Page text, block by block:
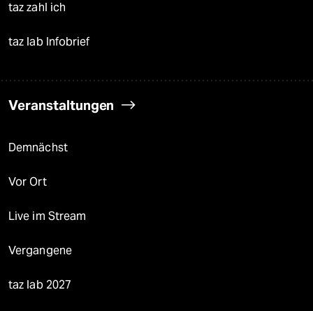
taz zahl ich
taz lab Infobrief
Veranstaltungen
Demnächst
Vor Ort
Live im Stream
Vergangene
taz lab 2027